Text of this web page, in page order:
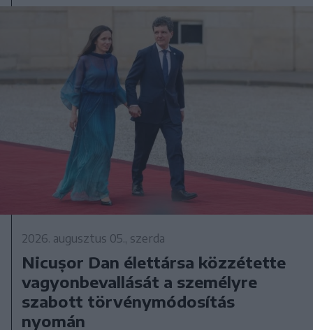
2026. augusztus 05., szerda
Nicușor Dan élettársa közzétette
vagyonbevallását a személyre
szabott törvénymódosítás
nyomán